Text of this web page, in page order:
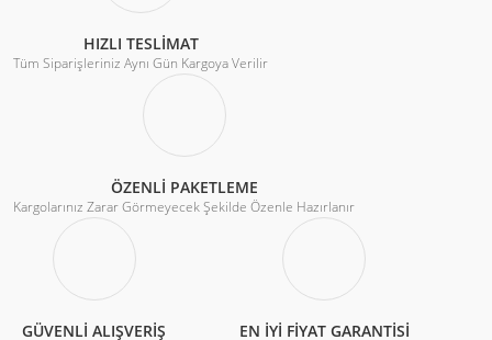
HIZLI TESLİMAT
Tüm Siparişleriniz Aynı Gün Kargoya Verilir
ÖZENLİ PAKETLEME
Kargolarınız Zarar Görmeyecek Şekilde Özenle Hazırlanır
GÜVENLİ ALIŞVERİŞ EN İYİ FİYAT GARANTİSİ